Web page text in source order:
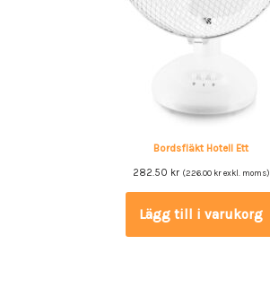
Bordsfläkt Hotell Ett
282.50 kr (226.00 krexkl. moms)
Lägg till i varukorg